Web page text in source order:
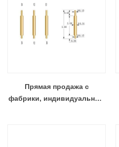
Прямая продажа с
фабрики, индивидуальный